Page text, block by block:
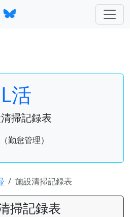
L活
掃記録表
勤怠管理）
施設清掃記録表
掃記録表